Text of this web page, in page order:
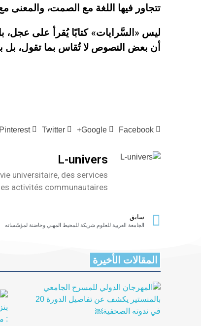
تتجاور فيها اللغة مع الصمت، والمعنى
ليس «السَّرايات» كتابًا يُقرأ على عجل،
أن بعض النصوص لا تُقاس بما تقول، بل
Facebook
Google+
Twitter
Pinterest
L-univers
universitaire, des services
activités communautaires
سابق
الجامعة العربية للعلوم شريكة للمحيط المهني وحاضنة لمؤسّساته
المقالات الأخيرة